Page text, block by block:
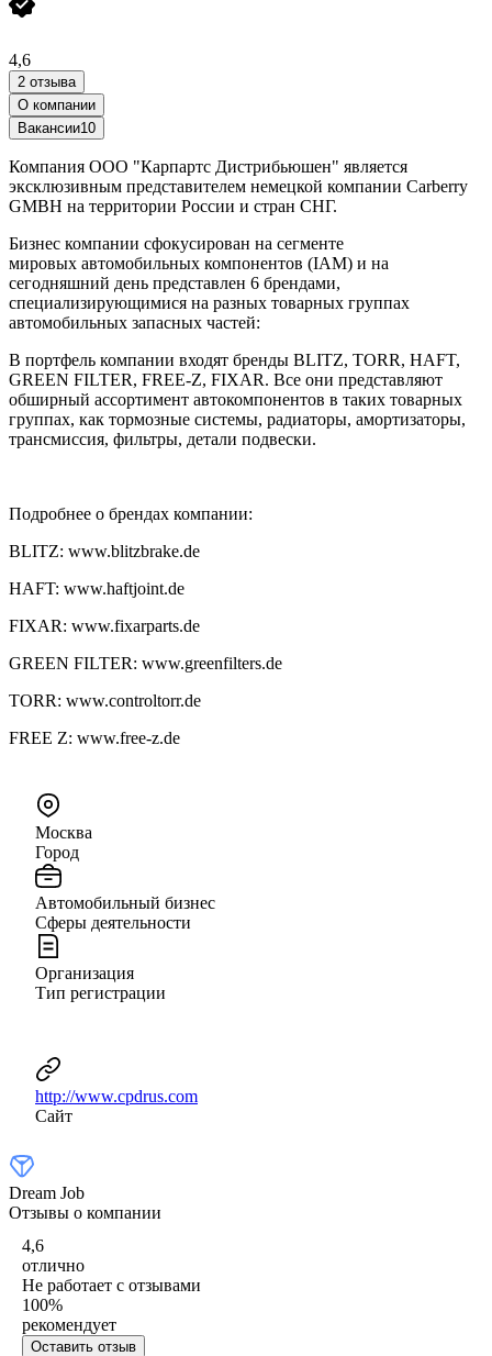
4,6
2 отзыва
О компании
Вакансии10
Компания ООО "Карпартс Дистрибьюшен" является
эксклюзивным представителем немецкой компании Carberry
GMBH на территории России и стран СНГ.
Бизнес компании сфокусирован на сегменте
мировых автомобильных компонентов (IAM) и на
сегодняшний день представлен 6 брендами,
специализирующимися на разных товарных группах
автомобильных запасных частей:
В портфель компании входят бренды BLITZ, TORR, HAFT,
GREEN FILTER, FREE-Z, FIXAR. Все они представляют
обширный ассортимент автокомпонентов в таких товарных
группах, как тормозные системы, радиаторы, амортизаторы,
трансмиссия, фильтры, детали подвески.
Подробнее о брендах компании:
BLITZ: www.blitzbrake.de
HAFT: www.haftjoint.de
FIXAR: www.fixarparts.de
GREEN FILTER: www.greenfilters.de
TORR: www.controltorr.de
FREE Z: www.free-z.de
Москва
Город
Автомобильный бизнес
Сферы деятельности
Организация
Тип регистрации
http://www.cpdrus.com
Сайт
Dream Job
Отзывы о компании
4,6
отлично
Не работает с отзывами
100%
рекомендует
Оставить отзыв